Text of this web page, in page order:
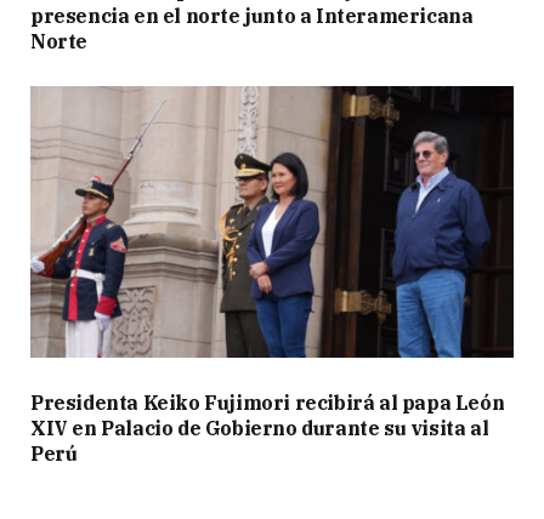
presencia en el norte junto a Interamericana
Norte
Presidenta Keiko Fujimori recibirá al papa León
XIV en Palacio de Gobierno durante su visita al
Perú